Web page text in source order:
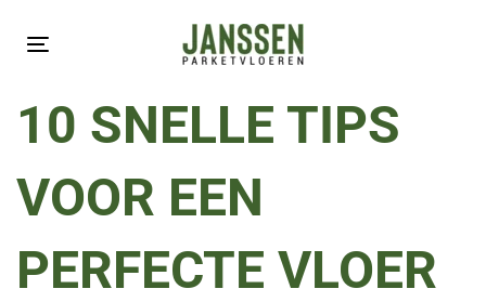
links
navigation
Toggle
10 SNELLE TIPS
VOOR EEN
PERFECTE VLOER